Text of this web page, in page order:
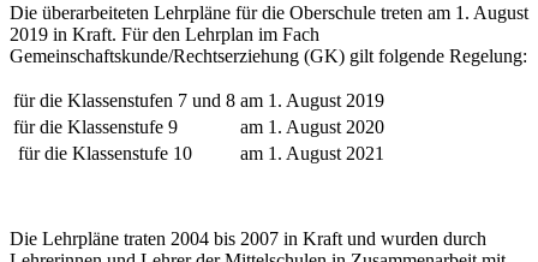
Die überarbeiteten Lehrpläne für die Oberschule treten am 1. August
2019 in Kraft. Für den Lehrplan im Fach
Gemeinschaftskunde/Rechtserziehung (GK) gilt folgende Regelung:
für die Klassenstufen 7 und 8 am 1. August 2019
für die Klassenstufe 9
am 1. August 2020
für die Klassenstufe 10
am 1. August 2021
Die Lehrpläne traten 2004 bis 2007 in Kraft und wurden durch